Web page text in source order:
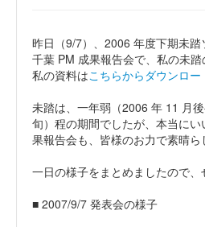
昨日（9/7）、2006 年度下期未
千葉 PM 成果報告会で、私の未踏
私の資料はこちらからダウンロー
未踏は、一年弱（2006 年 11 月
旬）程の期間でしたが、本当に
果報告会も、皆様のお力で素晴ら
一日の様子をまとめましたので、
■ 2007/9/7 発表会の様子